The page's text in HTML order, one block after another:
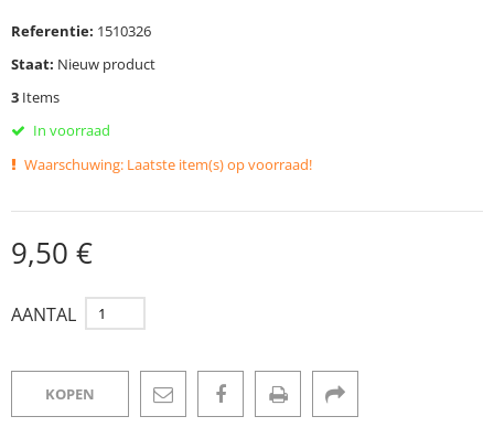
Referentie: 1510326
Staat: Nieuw product
3 Items
In voorraad
Waarschuwing: Laatste item(s) op voorraad!
9,50 €
AANTAL
KOPEN